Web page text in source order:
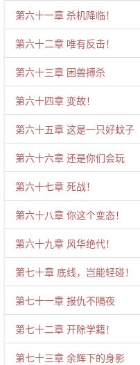
第六十一章 杀机降临！
第六十二章 唯有反击！
第六十三章 困兽搏杀
第六十四章 变故！
第六十五章 这是一只好蚊子
第六十六章 还是你们会玩
第六十七章 死战！
第六十八章 你这个变态！
第六十九章 风华绝代！
第七十章 底线，岂能轻碰！
第七十一章 报仇不隔夜
第七十二章 开除学籍！
第七十三章 余辉下的身影